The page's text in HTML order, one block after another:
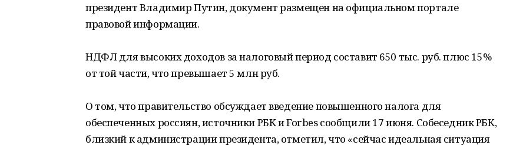
президент Владимир Путин, документ размещен на официальном портале
правовой информации.
НДФЛ для высоких доходов за налоговый период составит 650 тыс. руб. плюс 15%
от той части, что превышает 5 млн руб.
О том, что правительство обсуждает введение повышенного налога для
обеспеченных россиян, источники РБК и Forbes сообщили 17 июня. Собеседник РБК,
близкий к администрации президента, отметил, что «сейчас идеальная ситуация